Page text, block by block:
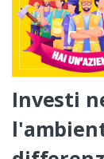
Investi